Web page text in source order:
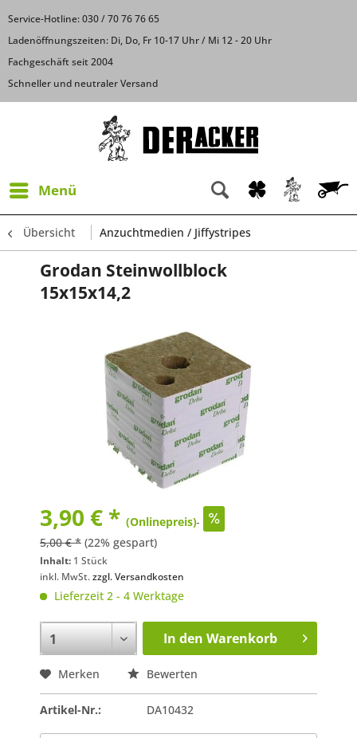
Service-Hotline: 030 / 70 76 76 65
Ladenöffnungszeiten: Di, Do, Fr 10-17 Uhr / Mi 12 - 20 Uhr
Fachgeschäft seit 2004
Schneller und neutraler Versand
Menü
Übersicht Anzuchtmedien / Jiffystripes
Grodan Steinwollblock
15x15x14,2
3,90 € * (Onlinepreis)
5,00 € * (22% gespart)
Inhalt: 1 Stück
inkl. MwSt.zzgl. Versandkosten
Lieferzeit 2 - 4 Werktage
In den Warenkorb
Merken Bewerten
Artikel-Nr.: DA10432